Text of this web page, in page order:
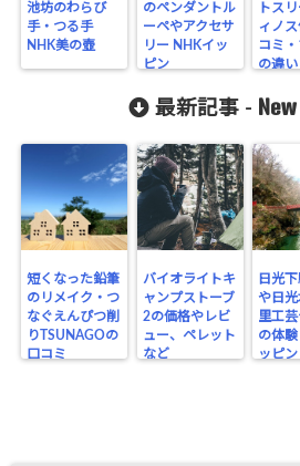
池坊のわらび
手・つる手
NHK美の壺
のペンダントル
ーペやアクセサ
リー NHKイッ
ピン
トス
ィノ
コミ
の違い
最新記事 -
短くなった鉛筆
のリメイク・つ
なぐえんぴつ削
りTSUNAGOの
口コミ
バイオライトキ
ャンプストーブ
2の価格やレビ
ュー、ペレット
など
日光
や日
里工
の体
ッピン